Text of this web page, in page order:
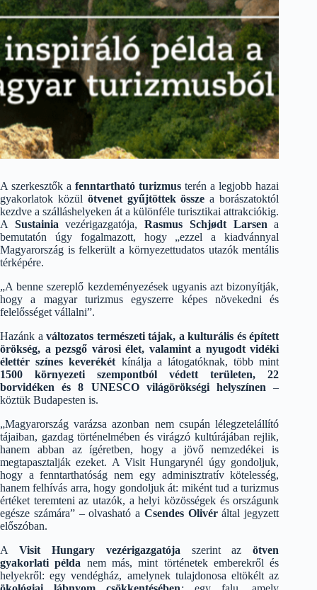
A szerkesztők afenntartható turizmus terén a legjobb hazai
gyakorlatok közül ötvenet gyűjtöttek össze a borászatoktól
kezdve a szálláshelyeken át a különféle turisztikai attrakciókig.
A Sustainia vezérigazgatója,Rasmus Schjødt Larsen a
bemutatón úgy fogalmazott, hogy „ezzel a kiadvánnyal
Magyarország is felkerült a környezettudatos utazók mentális
térképére.
„A benne szereplő kezdeményezések ugyanis azt bizonyítják,
hogy a magyar turizmus egyszerre képes növekedni és
felelősséget vállalni”.
Hazánk aváltozatos természeti tájak, a kulturális és épített
örökség, a pezsgő városi élet, valamint a nyugodt vidéki
élettér színes keverékét kínálja a látogatóknak, több mint
1500 környezeti szempontból védett területen, 22
borvidéken és 8 UNESCO világörökségi helyszínen –
köztük Budapesten is.
„Magyarország varázsa azonban nem csupán lélegzetelállító
tájaiban, gazdag történelmében és virágzó kultúrájában rejlik,
hanem abban az ígéretben, hogy a jövő nemzedékei is
megtapasztalják ezeket. A Visit Hungarynél úgy gondoljuk,
hogy a fenntarthatóság nem egy adminisztratív kötelesség,
hanem felhívás arra, hogy gondoljuk át: miként tud a turizmus
értéket teremteni az utazók, a helyi közösségek és országunk
egésze számára” – olvasható a Csendes Olivéráltal jegyzett
előszóban.
A Visit Hungary vezérigazgatója szerint azötven
gyakorlati példa nem más, mint történetek emberekről és
helyekről: egy vendégház, amelynek tulajdonosa eltökélt az